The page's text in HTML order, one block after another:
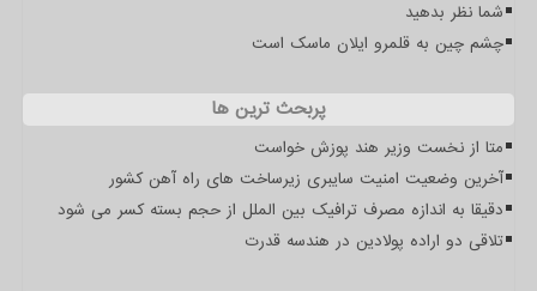
شما نظر بدهید
چشم چین به قلمرو ایلان ماسک است
پربحث ترین ها
متا از نخست وزیر هند پوزش خواست
آخرین وضعیت امنیت سایبری زیرساخت های راه آهن کشور
دقیقا به اندازه مصرف ترافیک بین الملل از حجم بسته کسر می شود
تلاقی دو اراده پولادین در هندسه قدرت